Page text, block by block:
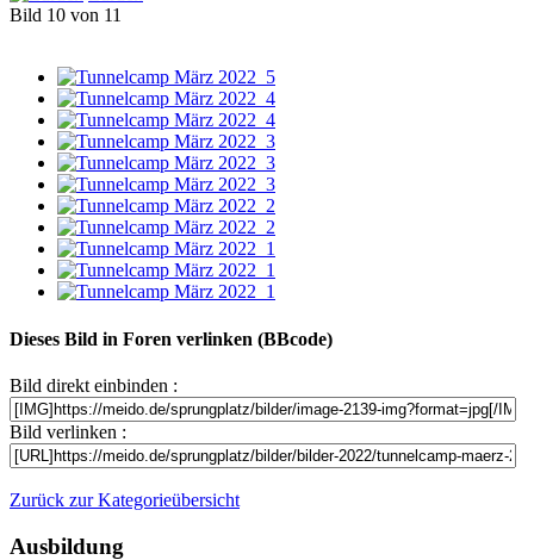
Bild 10 von 11
Dieses Bild in Foren verlinken (BBcode)
Bild direkt einbinden :
Bild verlinken :
Zurück zur Kategorieübersicht
Ausbildung